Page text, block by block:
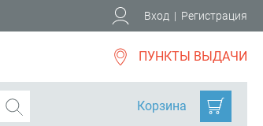
Вход | Регистрация
ПУНКТЫ ВЫДАЧИ
Корзина